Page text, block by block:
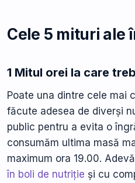
Cele 5 mituri ale
1 Mitul orei la care
Poate una dintre cele mai
făcute adesea de diverși
public pentru a evita o
consumăm ultima masă
maximum ora 19.00.
în boli de nutriție și cu